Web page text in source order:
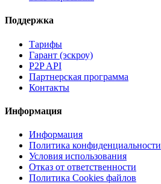
Поддержка
Тарифы
Гарант (эскроу)
P2P API
Партнерская программа
Контакты
Информация
Информация
Политика конфиденциальности
Условия использования
Отказ от ответственности
Политика Cookies файлов